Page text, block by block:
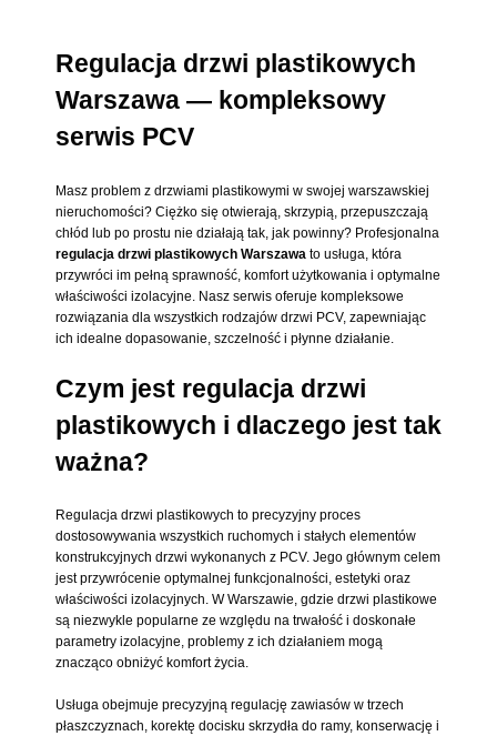
Regulacja drzwi plastikowych
Warszawa — kompleksowy
serwis PCV
Masz problem z drzwiami plastikowymi w swojej warszawskiej
nieruchomości? Ciężko się otwierają, skrzypią, przepuszczają
chłód lub po prostu nie działają tak, jak powinny? Profesjonalna
regulacja drzwi plastikowych Warszawa to usługa, która
przywróci im pełną sprawność, komfort użytkowania i optymalne
właściwości izolacyjne. Nasz serwis oferuje kompleksowe
rozwiązania dla wszystkich rodzajów drzwi PCV, zapewniając
ich idealne dopasowanie, szczelność i płynne działanie.
Czym jest regulacja drzwi
plastikowych i dlaczego jest tak
ważna?
Regulacja drzwi plastikowych to precyzyjny proces
dostosowywania wszystkich ruchomych i stałych elementów
konstrukcyjnych drzwi wykonanych z PCV. Jego głównym celem
jest przywrócenie optymalnej funkcjonalności, estetyki oraz
właściwości izolacyjnych. W Warszawie, gdzie drzwi plastikowe
są niezwykle popularne ze względu na trwałość i doskonałe
parametry izolacyjne, problemy z ich działaniem mogą
znacząco obniżyć komfort życia.
Usługa obejmuje precyzyjną regulację zawiasów w trzech
płaszczyznach, korektę docisku skrzydła do ramy, konserwację i